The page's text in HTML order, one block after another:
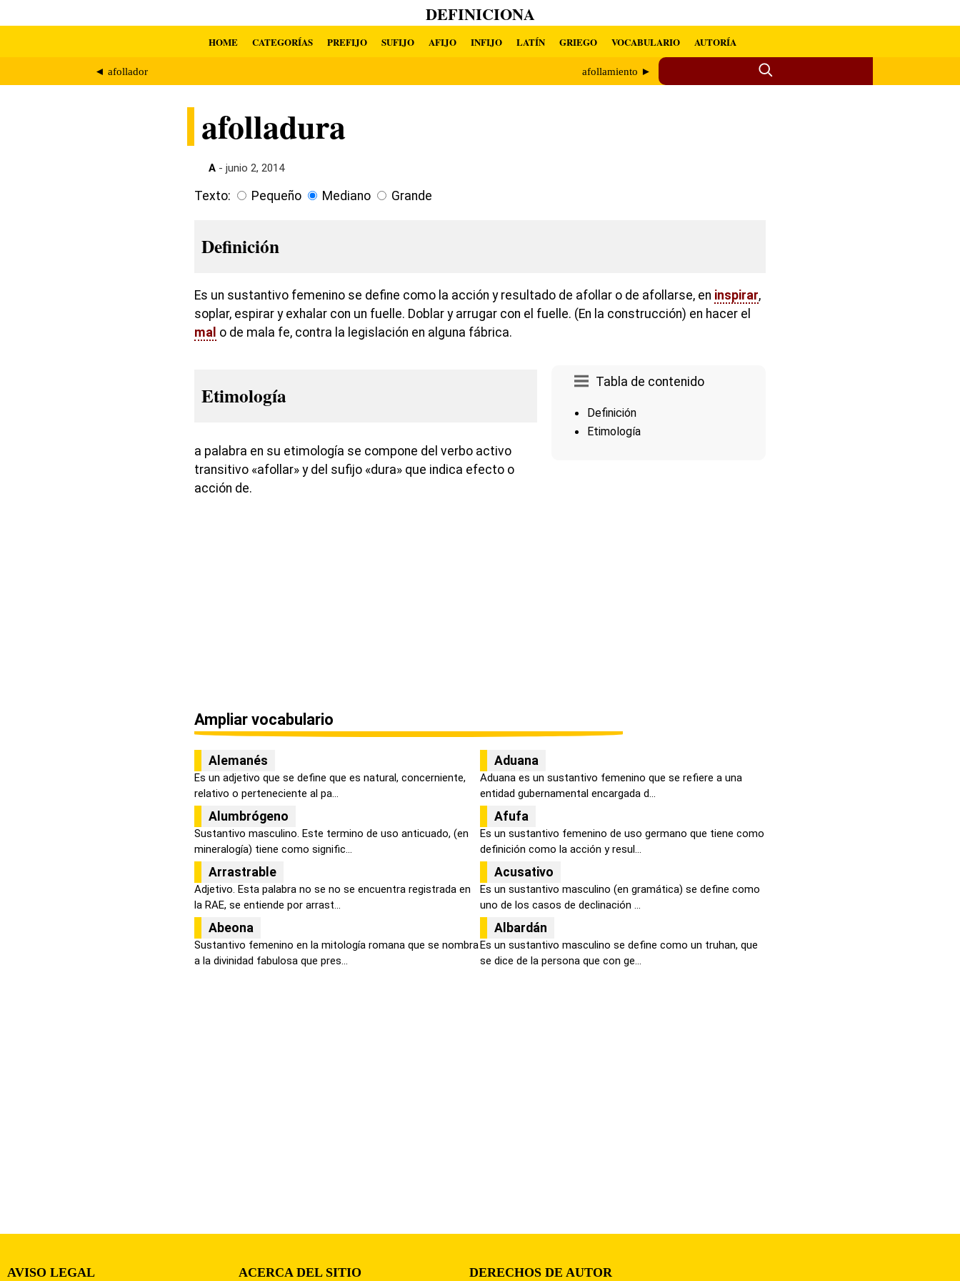
DEFINICIONA
HOME CATEGORÍAS PREFIJO SUFIJO AFIJO INFIJO LATÍN GRIEGO VOCABULARIO AUTORÍA
◄ afollador afollamiento ►
afolladura
A - junio 2, 2014
Texto: Pequeño Mediano Grande
Definición
Es un sustantivo femenino se define como la acción y resultado de afollar o de afollarse, en inspirar,
soplar, espirar y exhalar con un fuelle. Doblar y arrugar con el fuelle. (En la construcción) en hacer el
mal o de mala fe, contra la legislación en alguna fábrica.
Tabla de contenido
Definición
Etimología
Etimología
a palabra en su etimología se compone del verbo activo
transitivo «afollar» y del sufijo «dura» que indica efecto o
acción de.
Ampliar vocabulario
Alemanés
Es un adjetivo que se define que es natural, concerniente,
relativo o perteneciente al pa...
Aduana
Aduana es un sustantivo femenino que se refiere a una
entidad gubernamental encargada d...
Alumbrógeno
Sustantivo masculino. Este termino de uso anticuado, (en
mineralogía) tiene como signific...
Afufa
Es un sustantivo femenino de uso germano que tiene como
definición como la acción y resul...
Arrastrable
Adjetivo. Esta palabra no se no se encuentra registrada en
la RAE, se entiende por arrast...
Acusativo
Es un sustantivo masculino (en gramática) se define como
uno de los casos de declinación ...
Abeona
Sustantivo femenino en la mitología romana que se nombra
a la divinidad fabulosa que pres...
Albardán
Es un sustantivo masculino se define como un truhan, que
se dice de la persona que con ge...
AVISO LEGAL ACERCA DEL SITIO DERECHOS DE AUTOR